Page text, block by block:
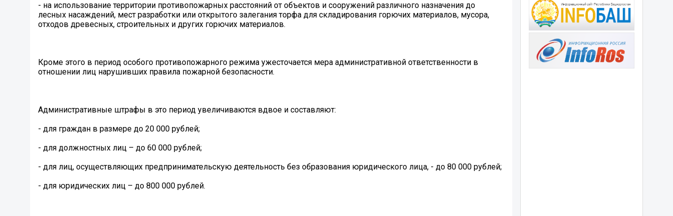
- на использование территории противопожарных расстояний от объектов и сооружений различного назначения до
лесных насаждений, мест разработки или открытого залегания торфа для складирования горючих материалов, мусора,
отходов древесных, строительных и других горючих материалов.
Кроме этого в период особого противопожарного режима ужесточается мера административной ответственности в
отношении лиц нарушивших правила пожарной безопасности.
Административные штрафы в это период увеличиваются вдвое и составляют:
- для граждан в размере до 20 000 рублей;
- для должностных лиц – до 60 000 рублей;
- для лиц, осуществляющих предпринимательскую деятельность без образования юридического лица, - до 80 000 рублей;
- для юридических лиц – до 800 000 рублей.